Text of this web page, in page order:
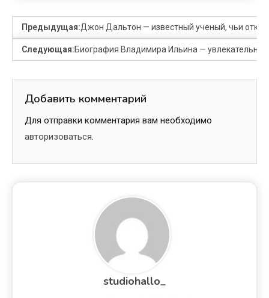
Предыдущая:Джон Дальтон — известный ученый, чьи
Следующая:Биография Владимира Ильина —
Добавить комментарий
Для отправки комментария вам необходимо
авторизоваться.
studiohallo_